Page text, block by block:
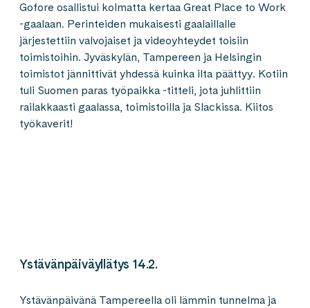
Gofore osallistui kolmatta kertaa Great Place to Work
-gaalaan. Perinteiden mukaisesti gaalaillalle
järjestettiin valvojaiset ja videoyhteydet toisiin
toimistoihin. Jyväskylän, Tampereen ja Helsingin
toimistot jännittivät yhdessä kuinka ilta päättyy. Kotiin
tuli Suomen paras työpaikka -titteli, jota juhlittiin
railakkaasti gaalassa, toimistoilla ja Slackissa. Kiitos
työkaverit!
Ystävänpäiväyllätys 14.2.
Ystävänpäivänä Tampereella oli lämmin tunnelma ja